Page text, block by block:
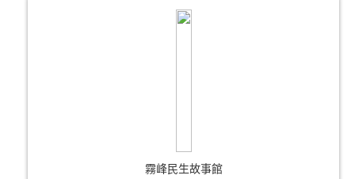
霧峰民生故事館